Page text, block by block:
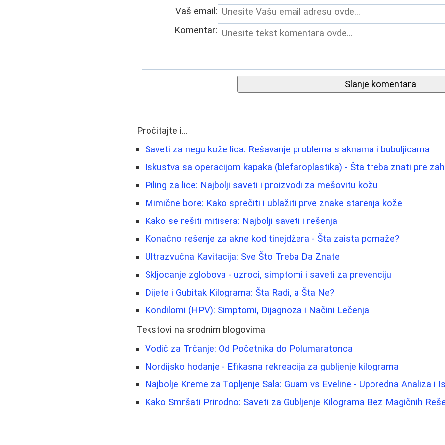
Vaš email:
Komentar:
Slanje komentara
Pročitajte i...
Saveti za negu kože lica: Rešavanje problema s aknama i bubuljicama
Iskustva sa operacijom kapaka (blefaroplastika) - Šta treba znati pre
Piling za lice: Najbolji saveti i proizvodi za mešovitu kožu
Mimične bore: Kako sprečiti i ublažiti prve znake starenja kože
Kako se rešiti mitisera: Najbolji saveti i rešenja
Konačno rešenje za akne kod tinejdžera - Šta zaista pomaže?
Ultrazvučna Kavitacija: Sve Što Treba Da Znate
Skljocanje zglobova - uzroci, simptomi i saveti za prevenciju
Dijete i Gubitak Kilograma: Šta Radi, a Šta Ne?
Kondilomi (HPV): Simptomi, Dijagnoza i Načini Lečenja
Tekstovi na srodnim blogovima
Vodič za Trčanje: Od Početnika do Polumaratonca
Nordijsko hodanje - Efikasna rekreacija za gubljenje kilograma
Najbolje Kreme za Topljenje Sala: Guam vs Eveline - Uporedna Analiza i
Kako Smršati Prirodno: Saveti za Gubljenje Kilograma Bez Magičnih